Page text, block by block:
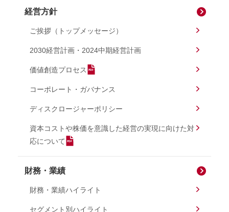
経営方針
ご挨拶（トップメッセージ）
2030経営計画・2024中期経営計画
価値創造プロセス
コーポレート・ガバナンス
ディスクロージャーポリシー
資本コストや株価を意識した経営の実現に向けた対
応について
財務・業績
財務・業績ハイライト
セグメント別ハイライト